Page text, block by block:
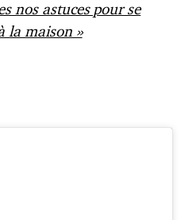
nos astuces pour se
la maison »